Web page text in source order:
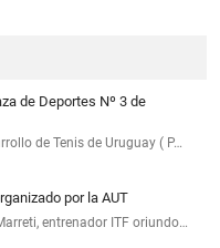
de Deportes Nº 3 de
de Tenis de Uruguay ( P…
por la AUT
entrenador ITF oriundo…